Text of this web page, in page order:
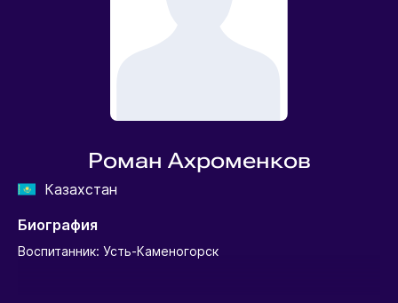
Роман Ахроменков
Казахстан
Биография
Воспитанник: Усть-Каменогорск